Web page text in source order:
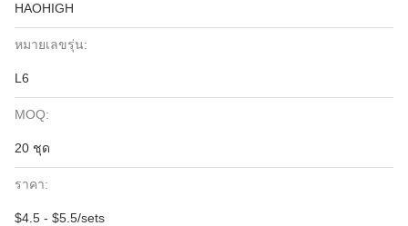
HAOHIGH
หมายเลขรุ่น:
L6
MOQ:
20 ชุด
ราคา:
$4.5 - $5.5/sets